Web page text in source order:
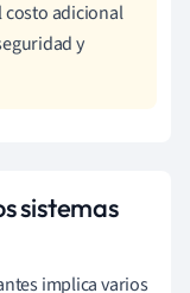
costo adicional
y
sistemas
implica varios